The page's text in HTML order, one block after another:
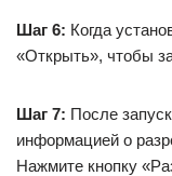
Шаг 6: Когда
«Открыть», чтобы
Шаг 7: После
информацией о
Нажмите кнопку